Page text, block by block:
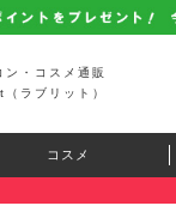
ン・コスメ通販
ラブリット）
コスメ